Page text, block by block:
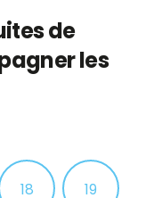
de
les
18 19